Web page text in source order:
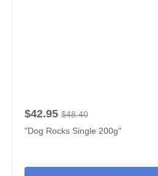
$42.95 $48.40
"Dog Rocks Single 200g"